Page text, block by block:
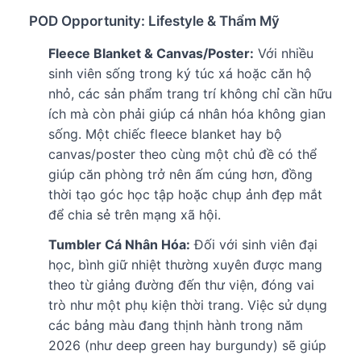
POD Opportunity: Lifestyle & Thẩm Mỹ
Fleece Blanket & Canvas/Poster: Với nhiều
sinh viên sống trong ký túc xá hoặc căn hộ
nhỏ, các sản phẩm trang trí không chỉ cần hữu
ích mà còn phải giúp cá nhân hóa không gian
sống. Một chiếc fleece blanket hay bộ
canvas/poster theo cùng một chủ đề có thể
giúp căn phòng trở nên ấm cúng hơn, đồng
thời tạo góc học tập hoặc chụp ảnh đẹp mắt
để chia sẻ trên mạng xã hội.
Tumbler Cá Nhân Hóa: Đối với sinh viên đại
học, bình giữ nhiệt thường xuyên được mang
theo từ giảng đường đến thư viện, đóng vai
trò như một phụ kiện thời trang. Việc sử dụng
các bảng màu đang thịnh hành trong năm
2026 (như deep green hay burgundy) sẽ giúp